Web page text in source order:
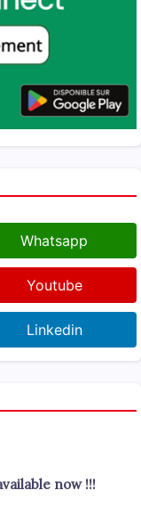
Whatsapp
Youtube
Linkedin
now !!!